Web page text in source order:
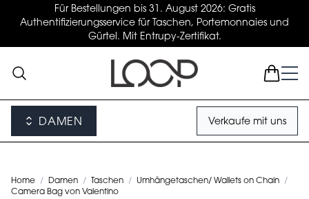
Für Bestellungen bis 31. August 2026: Gratis
Authentifizierungsservice für Taschen, Portemonnaies und
Gürtel. Mit Entrupy-Zertifikat.
DAMEN Verkaufe mit uns
Home / Damen / Taschen / Umhängetaschen/ Wallets on Chain
/
Camera Bag von Valentino